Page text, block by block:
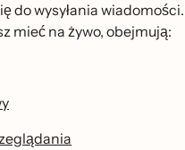
do wysyłania wiadomości.
mieć na żywo, obejmują: